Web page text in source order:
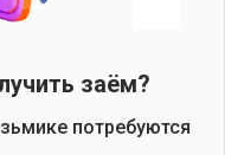
заём?
потребуются